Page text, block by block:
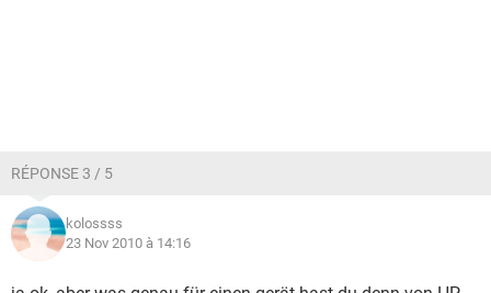
RÉPONSE 3 / 5
kolossss
23 Nov 2010 à 14:16